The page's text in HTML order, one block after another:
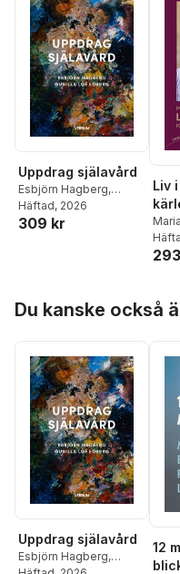
Uppdrag själavård
Esbjörn Hagberg,
Gunilla Löf Edberg
Häftad, 2026
309 kr
Liv
Du kanske också
Uppdrag själavård
Esbjörn Hagberg,
12